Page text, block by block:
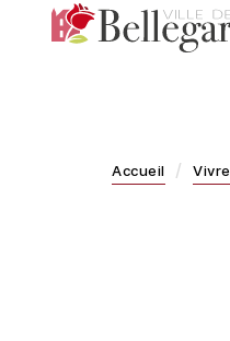
Accueil